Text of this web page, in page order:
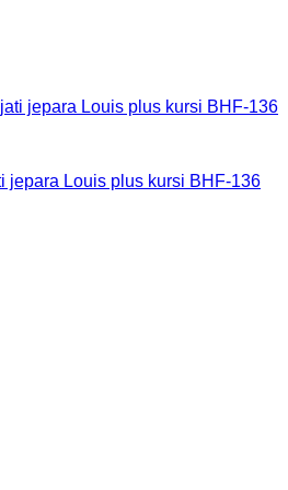
jepara Louis plus kursi BHF-136